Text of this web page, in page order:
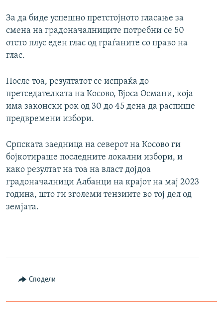
За да биде успешно претстојното гласање за
смена на градоначалниците потребни се 50
отсто плус еден глас од граѓаните со право на
глас.
После тоа, резултатот се испраќа до
претседателката на Косово, Вјоса Османи, која
има законски рок од 30 до 45 дена да распише
предвремени избори.
Српската заедница на северот на Косово ги
бојкотираше последните локални избори, и
како резултат на тоа на власт дојдоа
градоначалници Албанци на крајот на мај 2023
година, што ги зголеми тензиите во тој дел од
земјата.
Сподели